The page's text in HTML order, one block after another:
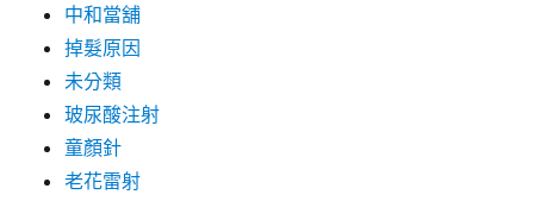
中和當舖
掉髮原因
未分類
玻尿酸注射
童顏針
老花雷射